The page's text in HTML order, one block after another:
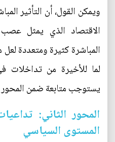
ويمكن القول، أن التأثير
الاقتصاد الذي يمثل عصب
المباشرة كثيرة ومتعددة لعل
لما للأخيرة من
يستوجب متابعة ضمن المحور
المحور الثاني:
المستوى السياسي